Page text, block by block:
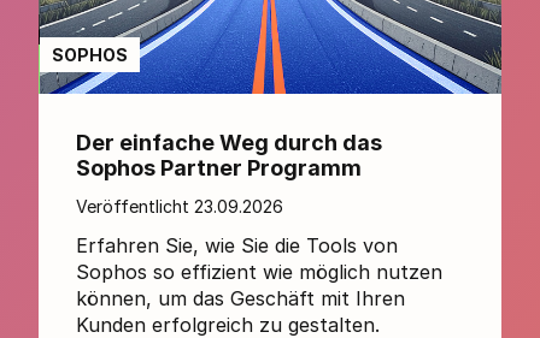
SOPHOS
Der einfache Weg durch das
Sophos Partner Programm
Veröffentlicht 23.09.2026
Erfahren Sie, wie Sie die Tools von
Sophos so effizient wie möglich nutzen
können, um das Geschäft mit Ihren
Kunden erfolgreich zu gestalten.